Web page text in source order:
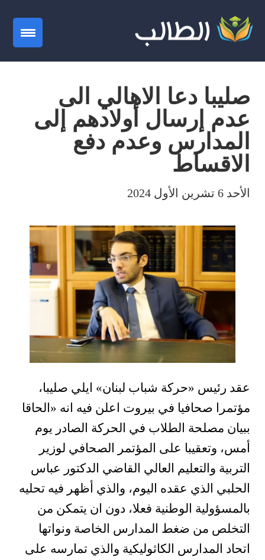
صليبا دعا الاهالي الى
عدم إرسال أولادهم إلى
المدارس وعدم دفع
الاقساط
الأحد 6 تشرين الأول 2024
عقد رئيس «حركة شباب لبنان» ايلي صليبا،
مؤتمرا صحافيا في بيروت اعلن فيه انه «الحاقا
ببيان مصلحة الطلاب في الحركة الصادر يوم
أمس، وتعقيبا على المؤتمر الصحافي لوزير
التربية والتعليم العالي القاضي الدكتور عباس
الحلبي الذي عقده اليوم، والذي أظهر فيه تحليه
بالمسؤولية الوطنية فعلا، دون ان يتمكن من
التخلص من ضغط المدارس الخاصة ونواتها
اتحاد المدارس الكاثوليكية والذي تمارسه على